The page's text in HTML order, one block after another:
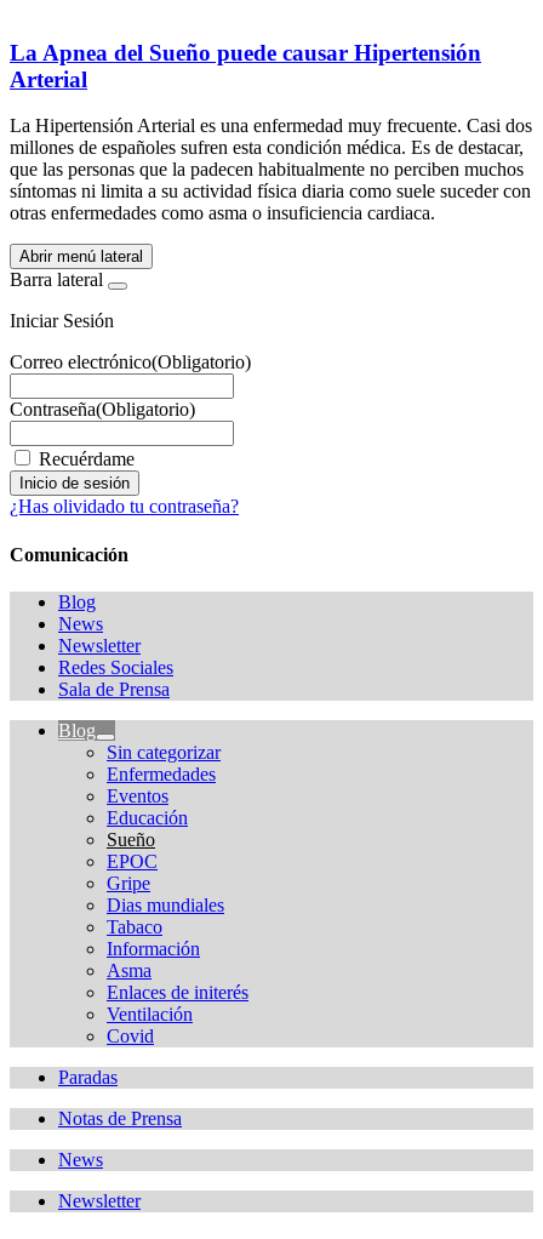
La Apnea del Sueño puede causar Hipertensión
Arterial
La Hipertensión Arterial es una enfermedad muy frecuente. Casi dos
millones de españoles sufren esta condición médica. Es de destacar,
que las personas que la padecen habitualmente no perciben muchos
síntomas ni limita a su actividad física diaria como suele suceder con
otras enfermedades como asma o insuficiencia cardiaca.
Abrir menú lateral
Barra lateral
Iniciar Sesión
Correo electrónico(Obligatorio)
Contraseña(Obligatorio)
Recuérdame
¿Has olividado tu contraseña?
Comunicación
Blog
News
Newsletter
Redes Sociales
Sala de Prensa
Blog
Sin categorizar
Enfermedades
Eventos
Educación
Sueño
EPOC
Gripe
Dias mundiales
Tabaco
Información
Asma
Enlaces de initerés
Ventilación
Covid
Paradas
Notas de Prensa
News
Newsletter